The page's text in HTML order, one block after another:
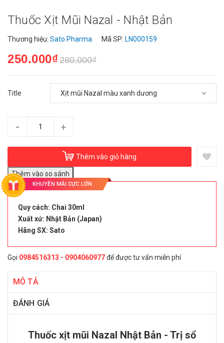
Thuốc Xịt Mũi Nazal - Nhật Bản
Thương hiệu: Sato Pharma Mã SP: LN000159
250.000₫280.000₫
Title
- +
Thêm vào giỏ hàng
KHUYẾN MÃI CỰC LỚN
Quy cách: Chai 30ml
Xuất xứ: Nhật Bản (Japan)
Hãng SX: Sato
Gọi 0984516313 - 0904060977để được tư vấn miễn phí
MÔ TẢ
ĐÁNH GIÁ
Thuốc xịt mũi Nazal Nhật Bản - Trị sổ